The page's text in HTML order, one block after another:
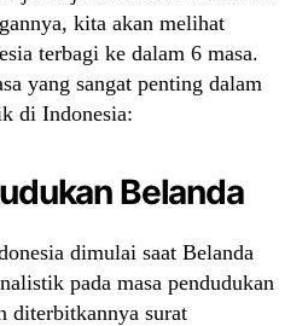
kita akan melihat
terbagi ke dalam 6 masa.
yang sangat penting dalam
di Indonesia:
Belanda
dimulai saat Belanda
pada masa pendudukan
diterbitkannya surat